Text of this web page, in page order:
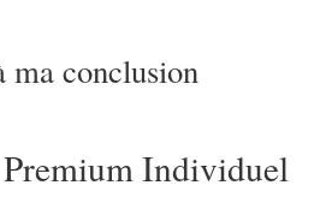
ma conclusion
Individuel